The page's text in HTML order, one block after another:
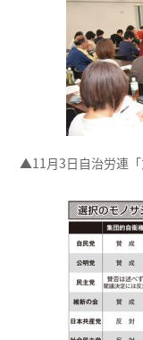
▲11月3日自治労連